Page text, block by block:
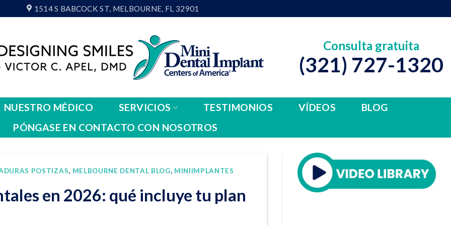
1514 S BABCOCK ST, MELBOURNE, FL 32901
Consulta gratuita
(321) 727-1320
NUESTRO MÉDICO SERVICIOS TESTIMONIOS VÍDEOS
BLOG
PÓNGASE EN CONTACTO CON NOSOTROS
POSTIZAS, MELBOURNE DENTAL BLOG, MINIIMPLANTES
en 2026: qué incluye tu plan